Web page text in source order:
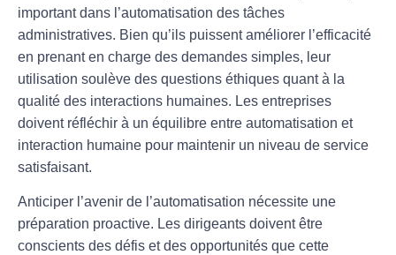
important dans l’automatisation des tâches
administratives. Bien qu’ils puissent améliorer l’efficacité
en prenant en charge des demandes simples, leur
utilisation soulève des questions éthiques quant à la
qualité des interactions humaines. Les entreprises
doivent réfléchir à un équilibre entre automatisation et
interaction humaine pour maintenir un niveau de service
satisfaisant.
Anticiper l’avenir de l’automatisation nécessite une
préparation proactive. Les dirigeants doivent être
conscients des défis et des opportunités que cette